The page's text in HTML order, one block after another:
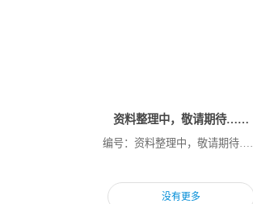
资料整理中，敬请期待……
编号：资料整理中，敬请期待……
没有更多